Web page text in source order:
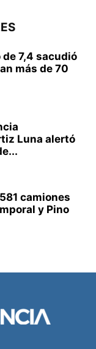
7,4 sacudió
más de 70
Luna alertó
camiones
y Pino